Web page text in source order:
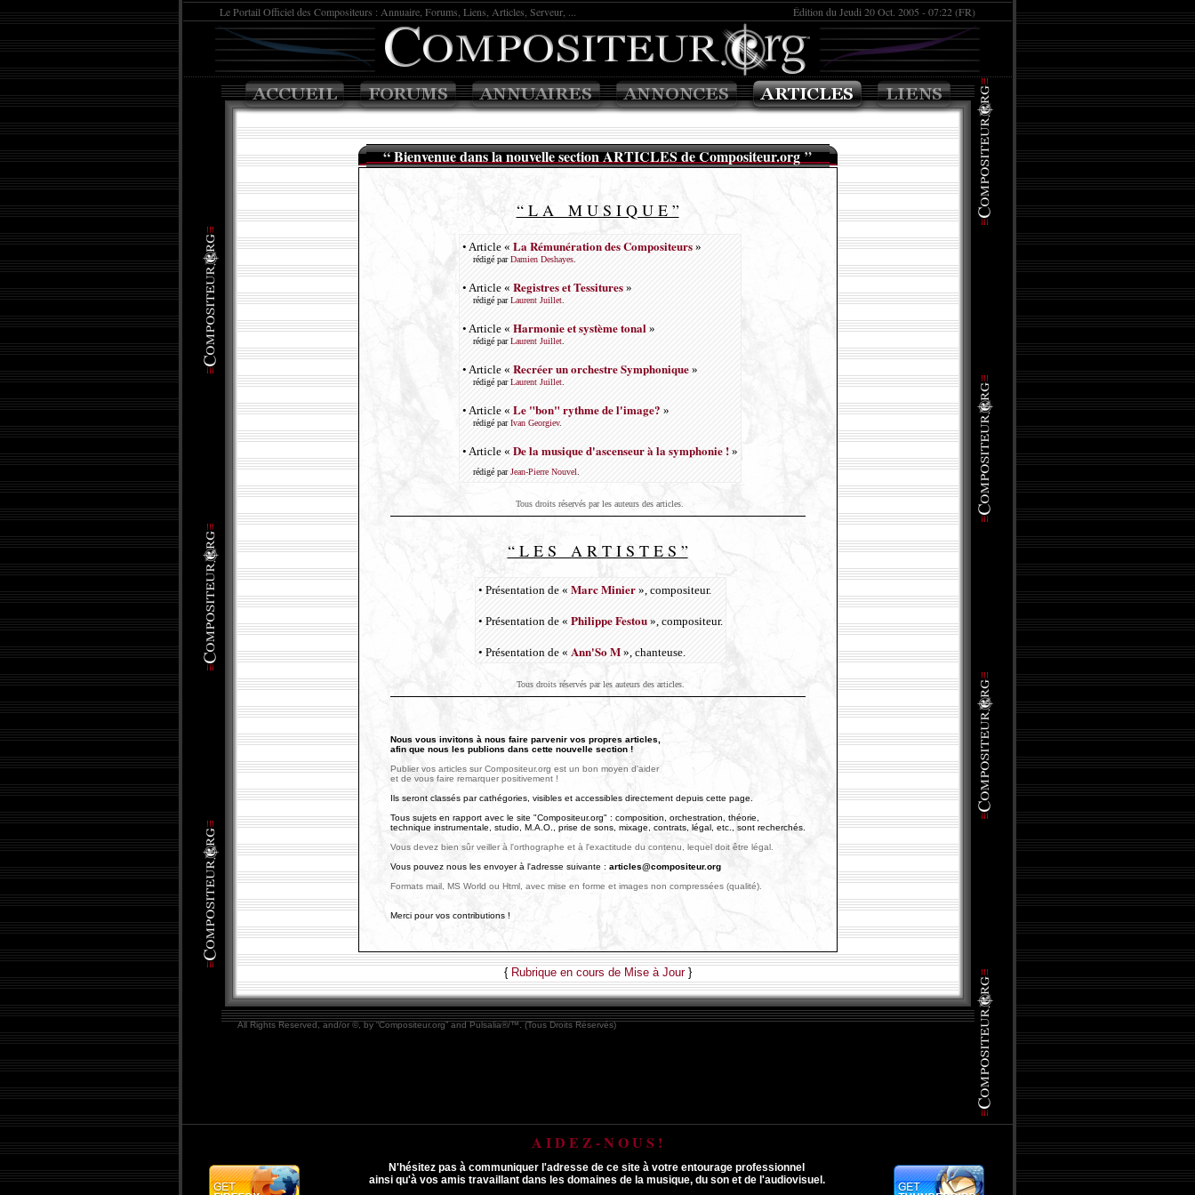
Le Portail Officiel des Compositeurs : Annuaire, Forums, Liens, Articles, Serveur, ... Édition du Jeudi 20 Oct. 2005 - 07:22 (FR)
“Bienvenue dans la nouvelle section ARTICLES de Compositeur.org ”
“ L A M U S I Q U E ”
• Article « La Rémunération des Compositeurs»
rédigé parDamien Deshayes.
• Article « Registres et Tessitures»
rédigé parLaurent Juillet.
• Article « Harmonie et système tonal»
rédigé parLaurent Juillet.
• Article « Recréer un orchestre Symphonique»
rédigé parLaurent Juillet.
• Article « Le "bon" rythme de l'image? »
rédigé parIvan Georgiev.
• Article « De la musique d'ascenseur à la symphonie !»
rédigé parJean-Pierre Nouvel
Tous droits réservés par les auteurs des articles.
“ L E S A R T I S T E S ”
• Présentation de « Marc Minier», compositeur.
• Présentation de « Philippe Festou», compositeur.
• Présentation de « Ann'So M», chanteuse.
Tous droits réservés par les auteurs des articles.
Nous vous invitons à nous faire parvenir vos propres articles,
afin que nous les publions dans cette nouvelle section !
Publier vos articles sur Compositeur.org est un bon moyen d'aider
et de vous faire remarquer positivement !
Ils seront classés par cathégories, visibles et accessibles directement depuis cette page.
Tous sujets en rapport avec le site "Compositeur.org" : composition, orchestration, théorie,
technique instrumentale, studio, M.A.O., prise de sons, mixage, contrats, légal, etc., sont recherchés.
Vous devez bien sûr veiller à l'orthographe et à l'exactitude du contenu, lequel doit être légal.
Vous pouvez nous les envoyer à l'adresse suivante : articles@compositeur.org
Formats mail, MS World ou Html, avec mise en forme et images non compressées (qualité).
Merci pour vos contributions !
{ Rubrique en cours de Mise à Jour}
All Rights Reserved, and/or ©, by “Compositeur.org” and Pulsalia®/™. (Tous Droits Réservés)
A I D E Z - N O U S !
N'hésitez pas à communiquer l'adresse de ce site à votre entourage professionnel
ainsi qu'à vos amis travaillant dans les domaines de la musique, du son et de l'audiovisuel.